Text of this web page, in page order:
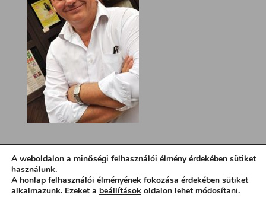
A weboldalon a minőségi felhasználói élmény érdekében sütiket
használunk.
A honlap felhasználói élményének fokozása érdekében sütiket
alkalmazunk. Ezeket a beállítások oldalon lehet módosítani.